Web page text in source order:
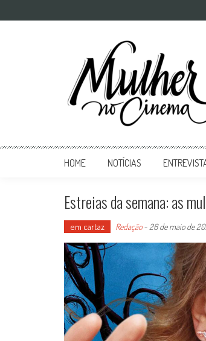
Mulher no
HOME NOTÍCIAS
Estreias da semana: as
em cartaz Redação- 26 de maio de